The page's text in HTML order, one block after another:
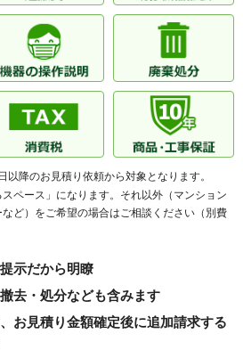
以降のお見積り依頼から対象となります。
ペース」になります。それ以外（マンション
ど）をご希望の場合はご相談ください（別費
示だから明瞭
去・処分なども含みます
お見積り金額確定後に追加請求する